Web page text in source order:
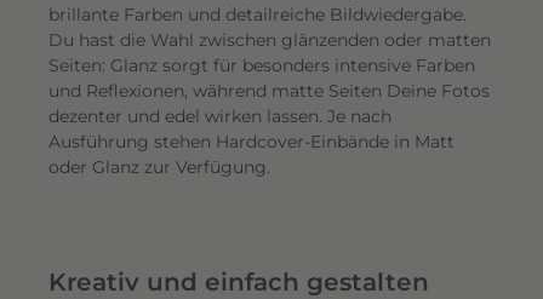
brillante Farben und detailreiche Bildwiedergabe.
Du hast die Wahl zwischen glänzenden oder matten
Seiten: Glanz sorgt für besonders intensive Farben
und Reflexionen, während matte Seiten Deine Fotos
dezenter und edel wirken lassen. Je nach
Ausführung stehen Hardcover-Einbände in Matt
oder Glanz zur Verfügung.
Kreativ und einfach gestalten